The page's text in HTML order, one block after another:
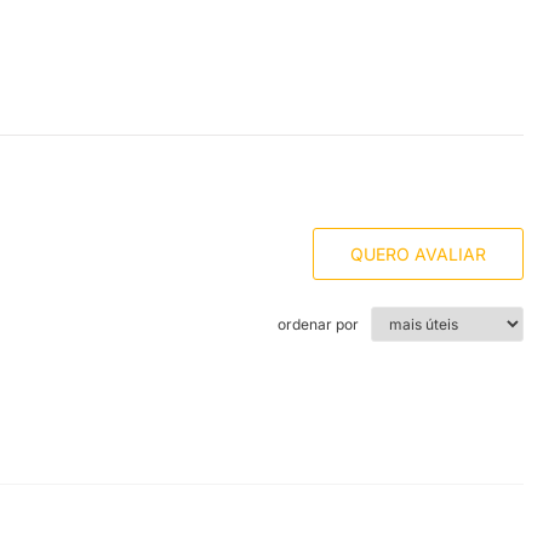
QUERO AVALIAR
ordenar por